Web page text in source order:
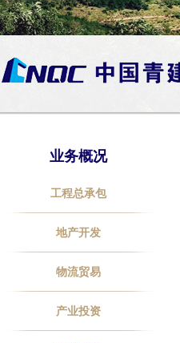
业务概况
工程总承包
地产开发
物流贸易
产业投资